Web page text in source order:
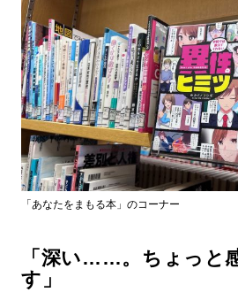
「あなたをまもる本」のコーナー
「深い……。ちょっと
す」